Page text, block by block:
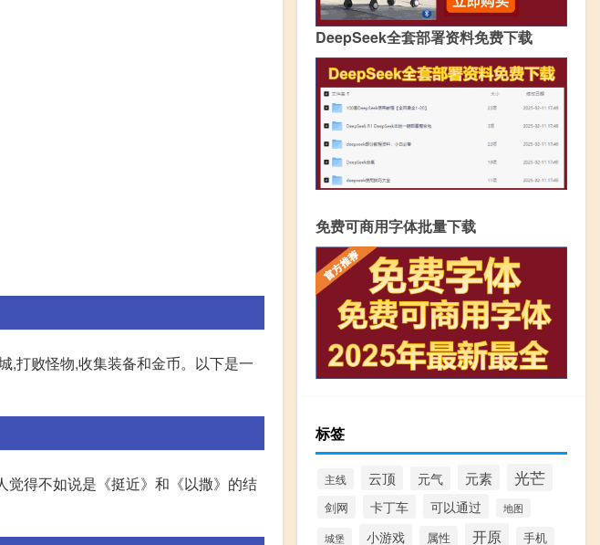
,打败怪物,收集装备和金币。以下是一
觉得不如说是《挺近》和《以撒》的结
DeepSeek全套部署资料免费下载
免费可商用字体批量下载
标签
主线 云顶 元气 元素 光芒
剑网 卡丁车 可以通过 地图
城堡 小游戏 属性 开原 手机